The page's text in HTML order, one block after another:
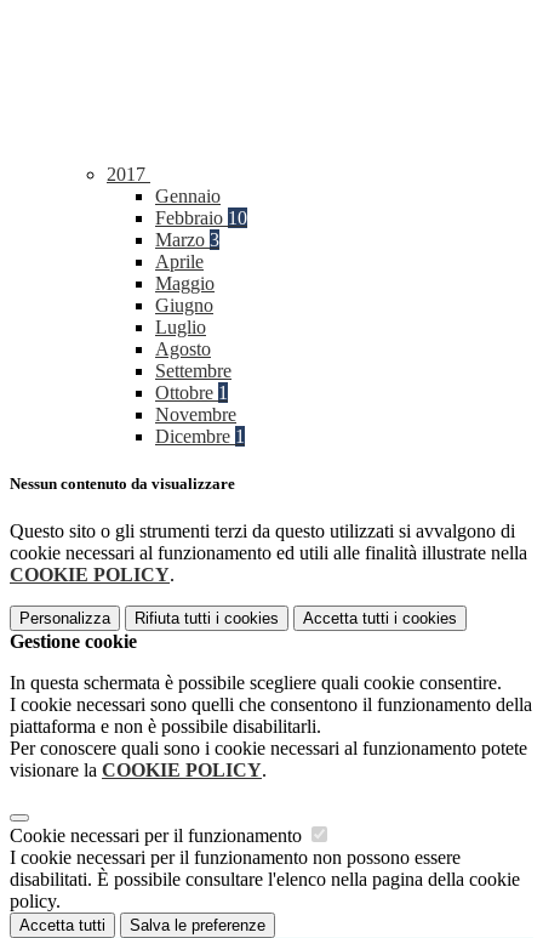
2017
Gennaio
Febbraio 10
Marzo 3
Aprile
Maggio
Giugno
Luglio
Agosto
Settembre
Ottobre 1
Novembre
Dicembre 1
Nessun contenuto da visualizzare
Questo sito o gli strumenti terzi da questo utilizzati si avvalgono di
cookie necessari al funzionamento ed utili alle finalità illustrate nella
COOKIE POLICY.
Personalizza Rifiuta tutti i cookies Accetta tutti i cookies
Gestione cookie
In questa schermata è possibile scegliere quali cookie consentire.
I cookie necessari sono quelli che consentono il funzionamento della
piattaforma e non è possibile disabilitarli.
Per conoscere quali sono i cookie necessari al funzionamento potete
visionare la COOKIE POLICY.
Cookie necessari per il funzionamento
I cookie necessari per il funzionamento non possono essere
disabilitati. È possibile consultare l'elenco nella pagina della cookie
policy.
Accetta tutti Salva le preferenze